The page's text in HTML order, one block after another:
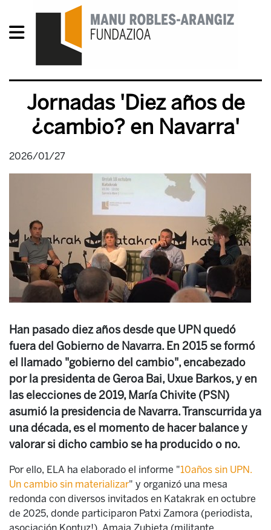
Jornadas 'Diez años de
¿cambio? en Navarra'
2026/01/27
Han pasado diez años desde que UPN quedó
fuera del Gobierno de Navarra. En 2015 se formó
el llamado "gobierno del cambio", encabezado
por la presidenta de Geroa Bai, Uxue Barkos, y en
las elecciones de 2019, María Chivite (PSN)
asumió la presidencia de Navarra. Transcurrida ya
una década, es el momento de hacer balance y
valorar si dicho cambio se ha producido o no.
Por ello, ELA ha elaborado el informe "10años sin UPN.
Un cambio sin materializar" y organizó una mesa
redonda con diversos invitados en Katakrak en octubre
de 2025, donde participaron Patxi Zamora (periodista,